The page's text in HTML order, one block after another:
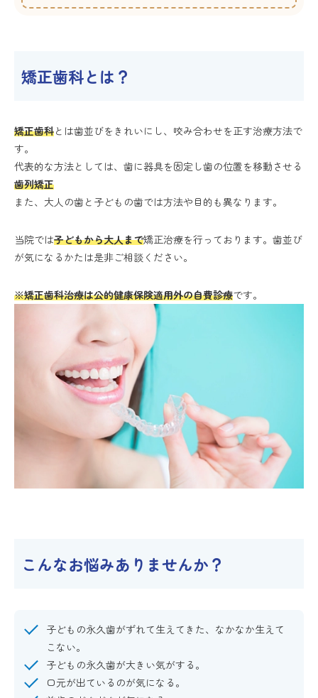
矯正歯科とは？
矯正歯科とは歯並びをきれいにし、咬み合わせを正す治療方法で
す。
代表的な方法としては、歯に器具を固定し歯の位置を移動させる
歯列矯正
また、大人の歯と子どもの歯では方法や目的も異なります。
当院では子どもから大人まで矯正治療を行っております。歯並び
が気になるかたは是非ご相談ください。
※矯正歯科治療は公的健康保険適用外の自費診療です。
こんなお悩みありませんか？
子どもの永久歯がずれて生えてきた、なかなか生えて
こない。
子どもの永久歯が大きい気がする。
口元が出ているのが気になる。